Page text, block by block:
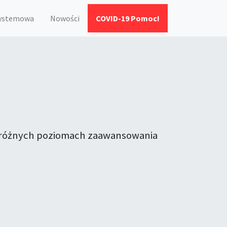
Nowości COVID-19 Pomoc!
poziomach zaawansowania